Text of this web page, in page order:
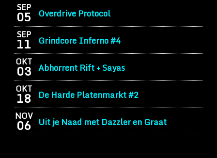
SEP
05 Overdrive Protocol
SEP
11 Grindcore Inferno #4
OKT
03 Abhorrent Rift + Sayas
OKT
18 De Harde Platenmarkt #2
NOV
06 Uit je Naad met Dazzler en Graat